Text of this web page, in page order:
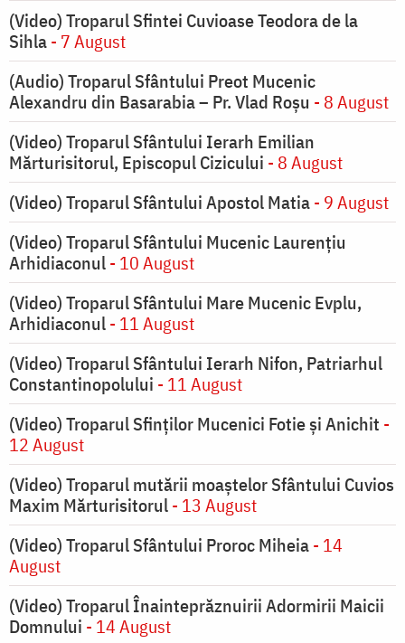
(Video) Troparul Sfintei Cuvioase Teodora de la
Sihla- 7 August
(Audio) Troparul Sfântului Preot Mucenic
Alexandru din Basarabia – Pr. Vlad Roșu - 8 August
(Video) Troparul Sfântului Ierarh Emilian
Mărturisitorul, Episcopul Cizicului - 8 August
(Video) Troparul Sfântului Apostol Matia- 9 August
(Video) Troparul Sfântului Mucenic Laurențiu
Arhidiaconul- 10 August
(Video) Troparul Sfântului Mare Mucenic Evplu,
Arhidiaconul- 11 August
(Video) Troparul Sfântului Ierarh Nifon, Patriarhul
Constantinopolului - 11 August
(Video) Troparul Sfinților Mucenici Fotie și Anichit -
12 August
(Video) Troparul mutării moaștelor Sfântului Cuvios
Maxim Mărturisitorul- 13 August
(Video) Troparul Sfântului Proroc Miheia- 14
August
(Video) Troparul Înainteprăznuirii Adormirii Maicii
Domnului - 14 August